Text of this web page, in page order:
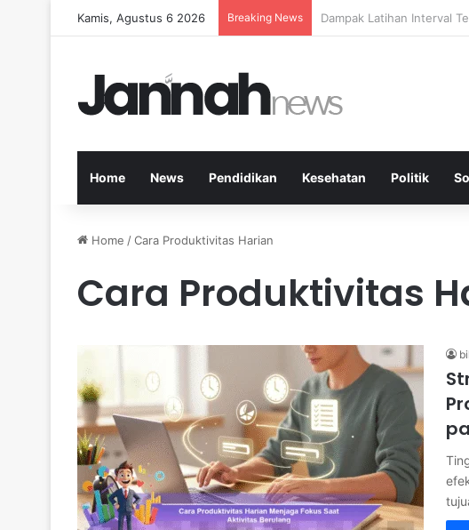
Kamis, Agustus 6 2026 Breaking News Kesehatan Mental:
Home News Pendidikan Kesehatan Politik
Home /Cara Produktivitas Harian
Cara Produktivitas